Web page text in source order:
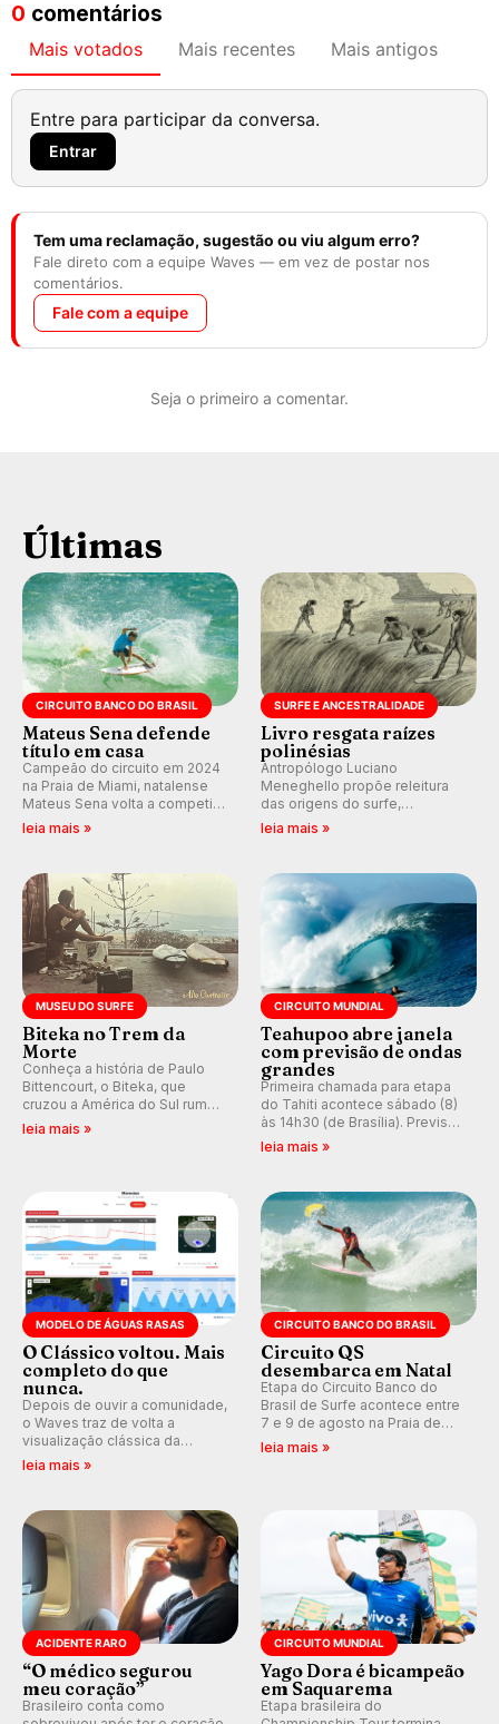
0 comentários
Mais votados Mais recentes Mais antigos
Entre para participar da conversa.
Entrar
Tem uma reclamação, sugestão ou viu algum erro?
Fale direto com a equipe Waves — em vez de postar nos
comentários.
Fale com a equipe
Seja o primeiro a comentar.
Últimas
CIRCUITO BANCO DO BRASIL
Mateus Sena defende
título em casa
Campeão do circuito em 2024
na Praia de Miami, natalense
Mateus Sena volta a competir
em casa em busca de manter a
leia mais »
SURFE E ANCESTRALIDADE
Livro resgata raízes
polinésias
Antropólogo Luciano
Meneghello propõe releitura
das origens do surfe,
resgatando a cultura polinésia
prática em esporte e indústria.
leia mais »
MUSEU DO SURFE
Biteka no Trem da
Morte
Conheça a história de Paulo
Bittencourt, o Biteka, que
cruzou a América do Sul rumo
ao Pacífico em uma jornada
leia mais »
CIRCUITO MUNDIAL
Teahupoo abre janela
com previsão de ondas
grandes
Primeira chamada para etapa
do Tahiti acontece sábado (8)
às 14h30 (de Brasília). Previsão
indica swell consistente.
Kelly Slater convidado.
leia mais »
MODELO DE ÁGUAS RASAS
O Clássico voltou. Mais
completo do que
nunca.
Depois de ouvir a comunidade,
o Waves traz de volta a
visualização clássica da
previsão de águas rasas,
ondas para até 16 dias.
leia mais »
CIRCUITO BANCO DO BRASIL
Circuito QS
desembarca em Natal
Etapa do Circuito Banco do
Brasil de Surfe acontece entre
7 e 9 de agosto na Praia de
Miami (RN), em disputas
leia mais »
ACIDENTE RARO
“O médico segurou
meu coração”
Brasileiro conta como
CIRCUITO MUNDIAL
Yago Dora é bicampeão
em Saquarema
Etapa brasileira do